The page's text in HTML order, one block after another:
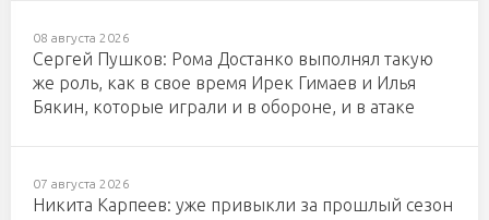
08 августа 2026
Сергей Пушков: Рома Достанко выполнял такую
же роль, как в свое время Ирек Гимаев и Илья
Бякин, которые играли и в обороне, и в атаке
07 августа 2026
Никита Карпеев: уже привыкли за прошлый сезон